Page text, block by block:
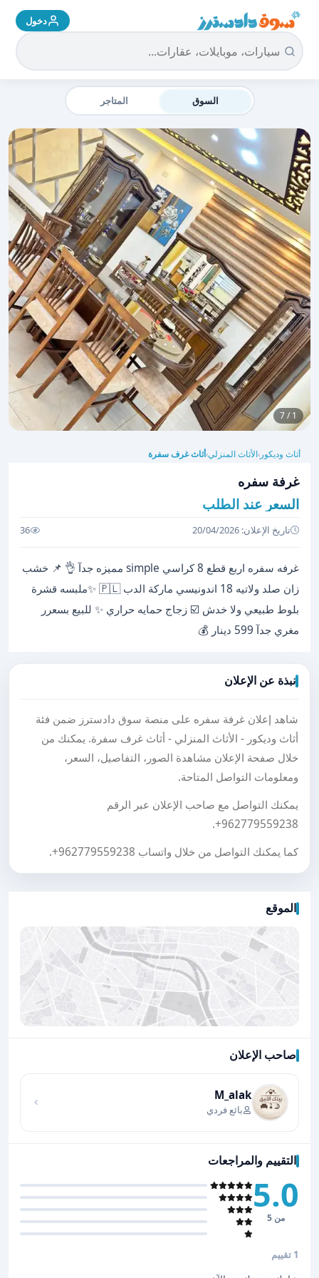
سوق دادسترز الرئيسية دخول
السوق المتاجر
1 / 7
أثاث وديكور ›الأثاث المنزلي›أثاث غرف سفرة
غرفة سفره
السعر عند الطلب
تاريخ الإعلان: 20/04/2026 36
غرفه سفره اربع قطع 8 كراسي simple مميزه جدآ 👌 📌 خشب
زان صلد ولاتيه 18 اندونيسي ماركة الدب 🇵🇱 ✨ملبسه قشرة
بلوط طبيعي ولا خدش ☑️ زجاج حمايه حراري ✨ للبيع بسعرر
مغري جدآ 599 دينار 💰
نبذة عن الإعلان
شاهد إعلان غرفة سفره على منصة سوق دادسترز ضمن فئة
أثاث وديكور - الأثاث المنزلي - أثاث غرف سفرة. يمكنك من
خلال صفحة الإعلان مشاهدة الصور، التفاصيل، السعر،
ومعلومات التواصل المتاحة.
يمكنك التواصل مع صاحب الإعلان عبر الرقم
+962779559238
.
كما يمكنك التواصل من خلال واتساب +962779559238
.
الموقع
صاحب الإعلان
بائع فردي
التقييم والمراجعات
5.0
من 5
1 تقييم